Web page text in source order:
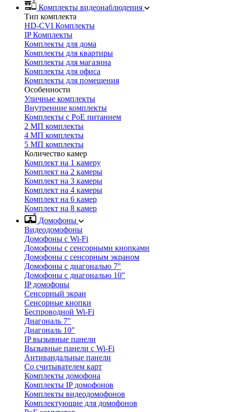
Комплекты видеонаблюдения
Тип комплекта
HD-CVI Комплекты
IP Комплекты
Комплекты для дома
Комплекты для квартиры
Комплекты для магазина
Комплекты для офиса
Комплекты для помещения
Особенности
Уличные комплекты
Внутренние комплекты
Комплекты с PoE питанием
2 МП комплекты
4 МП комплекты
5 МП комплекты
Количество камер
Комплект на 1 камеру
Комплект на 2 камеры
Комплект на 3 камеры
Комплект на 4 камеры
Комплект на 6 камер
Комплект на 8 камер
Домофоны
Видеодомофоны
Домофоны с Wi-Fi
Домофоны с сенсорными кнопками
Домофоны с сенсорным экраном
Домофоны с диагональю 7"
Домофоны с диагональю 10"
IP домофоны
Сенсорный экран
Сенсорные кнопки
Беспроводной Wi-Fi
Диагональ 7"
Диагональ 10"
IP вызывные панели
Вызывные панели с Wi-Fi
Антивандальные панели
Со считывателем карт
Комплекты домофона
Комплекты IP домофонов
Комплекты видеодомофонов
Комплектующие для домофонов